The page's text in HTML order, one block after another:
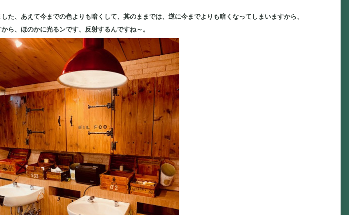
た、あえて今までの色よりも暗くして、其のままでは、逆に今までよりも暗くなってしまいますから、
ら、ほのかに光るンです、反射するんですね～。